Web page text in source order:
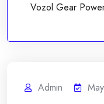
Vozol Gear
Admin